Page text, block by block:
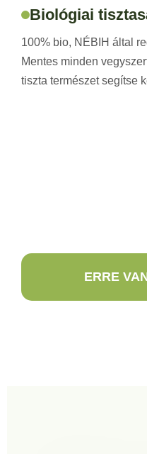
Biológiai
100% bio, NÉBIH által
Mentes minden
tiszta természet segítse
ERRE